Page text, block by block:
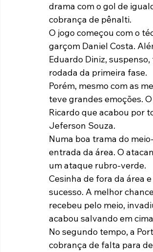
Recuperação
drama com o gol de
cobrança de pênalti.
O jogo começou com o
garçom Daniel Costa.
Eduardo Diniz,
rodada da primeira fase.
Porém, mesmo com as
teve grandes emoções.
Ricardo que acabou por
Jeferson Souza.
Numa boa trama do
entrada da área. O
um ataque rubro-verde.
Cesinha de fora da área
sucesso. A melhor
recebeu pelo meio,
acabou salvando em
No segundo tempo, a
cobrança de falta para